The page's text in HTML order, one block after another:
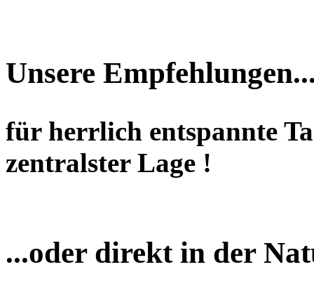
Unsere
für herrlich entspannte
zentralster Lage !
...oder direkt in der